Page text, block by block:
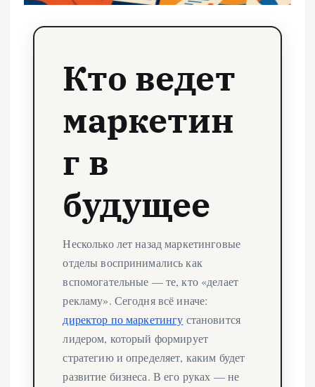
Кто ведет
маркетин
г в
будущее
Несколько лет назад маркетинговые
отделы воспринимались как
вспомогательные — те, кто «делает
рекламу». Сегодня всё иначе:
директор по маркетингу становится
лидером, который формирует
стратегию и определяет, каким будет
развитие бизнеса. В его руках — не